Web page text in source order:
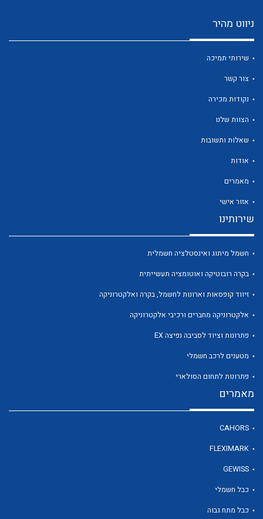
ניווט מהיר
שירותי תמיכה
צור קשר
נקודות מכירה
הצוות שלנו
שאלות ותשובות
אודות
מאמרים
אזור אישי
שירותינו
חשמל מיתוג ואינסטלציה חשמלית
בקרה רובוטיקה ואוטומציה תעשייתית
זיווד קופסאות וארונות לחשמל, בקרה ואלקטרוניקה
אלקטרוניקה מחברים ורכיבי אלקטרוניקה
פתרונות וציוד לסביבה נפיצה EX
מטענים לרכב חשמלי
פתרונות לתחום הסולארי
מאמרים
CAHORS
FLEXIMARK
GEWISS
כבל חשמלי
כבל מתח גבוה